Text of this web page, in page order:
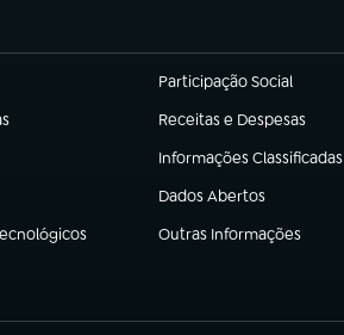
Participação Social
(abre em nova aba)
Receitas e Despesas
(abre em nova aba)
Informações Classificadas
(abre em nova aba)
Dados Abertos
(abre em nova aba)
Outras Informações
(abre em nova aba)